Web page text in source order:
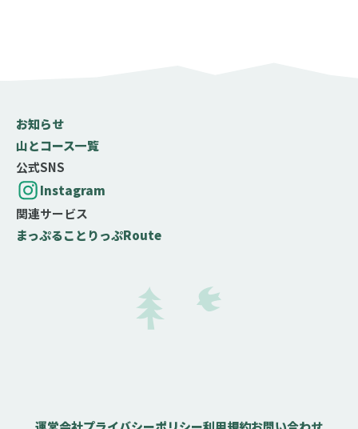
岩場やクサリ場などがなく、問題なく歩ける
お知らせ
山とコース一覧
公式SNS
Instagram
関連サービス
まっぷることりっぷRoute